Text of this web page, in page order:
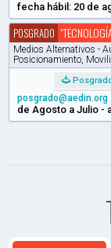
fecha hábil: 20 de
POSGRADO
Medios Alternativos -
Posicionamiento,
posgrado@aedin.org
de Agosto a Julio -